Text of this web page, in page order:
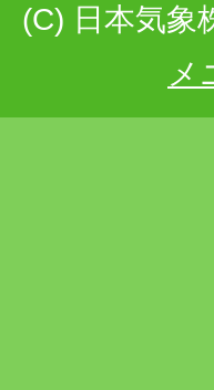
(C) 日本気象
メ